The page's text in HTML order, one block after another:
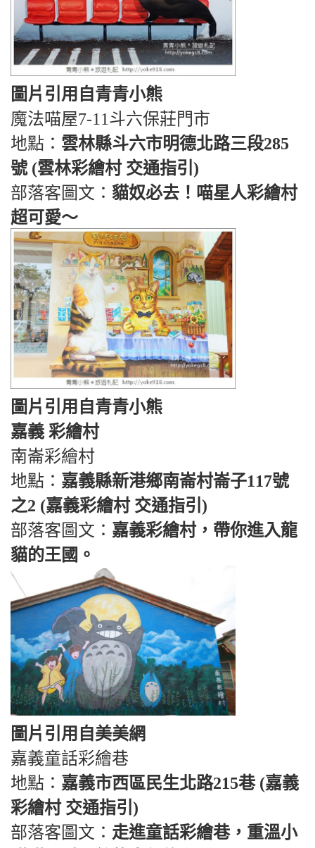
圖片引用自青青小熊
魔法喵屋7-11斗六保莊門市
地點： 雲林縣斗六市明德北路三段285
號 (雲林彩繪村 交通指引)
部落客圖文： 貓奴必去！喵星人彩繪村
超可愛～
圖片引用自青青小熊
嘉義 彩繪村
南崙彩繪村
地點： 嘉義縣新港鄉南崙村崙子117號
之2 (嘉義彩繪村 交通指引)
部落客圖文： 嘉義彩繪村，帶你進入龍
貓的王國。
圖片引用自美美網
嘉義童話彩繪巷
地點： 嘉義市西區民生北路215巷 (嘉義
彩繪村 交通指引)
部落客圖文： 走進童話彩繪巷，重溫小